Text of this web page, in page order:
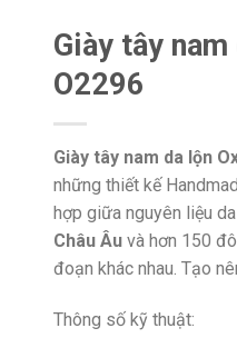
Giày tây
O2296
Giày tây nam da lộn
những thiết kế
hợp giữa nguyên liệu
Châu Âuvà hơn 150
đoạn khác nhau. Tạo
Thông số kỹ thuật: